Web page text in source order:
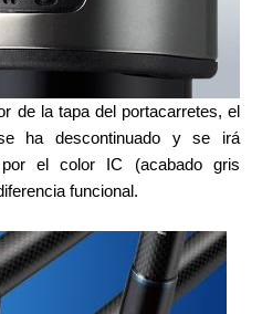
de la tapa del portacarretes, el
ha descontinuado y se irá
por el color IC (acabado gris
funcional.